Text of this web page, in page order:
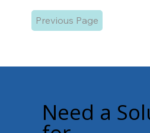
Previous Page
Need a